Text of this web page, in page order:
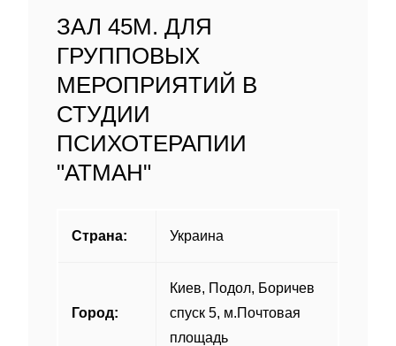
ЗАЛ 45М. ДЛЯ
ГРУППОВЫХ
МЕРОПРИЯТИЙ В
СТУДИИ
ПСИХОТЕРАПИИ
"АТМАН"
Страна: Украина
Город:
Киев, Подол, Боричев
спуск 5, м.Почтовая
площадь